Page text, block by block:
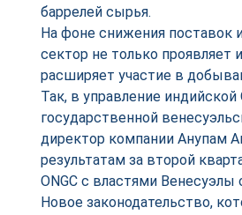
баррелей сырья.
На фоне снижения поставок
сектор не только проявляет
расширяет участие в
Так, в управление индийской
государственной
директор компании Анупам
результатам за второй
ONGC с властями
Новое законодательство,